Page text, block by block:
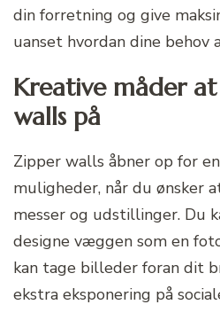
din forretning og give
uanset hvordan dine
Kreative måder
walls på
Zipper walls åbner op for
muligheder, når du ønsker
messer og udstillinger. Du
designe væggen som en
kan tage billeder foran dit
ekstra eksponering på